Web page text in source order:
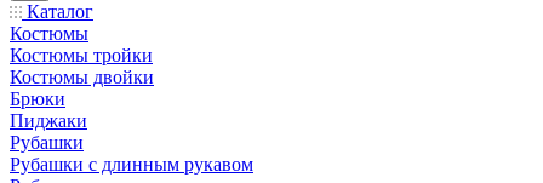
Каталог
Костюмы
Костюмы тройки
Костюмы двойки
Брюки
Пиджаки
Рубашки
Рубашки с длинным рукавом